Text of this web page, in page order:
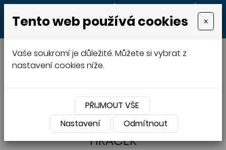
MENU
VÝROBA A PRODEJDŘEVĚNÝCH
HRAČEK
Tento web používá cookies ×
Vaše soukromí je důležité. Můžete si vybrat z
nastavení cookies níže.
PŘIJMOUT VŠE
Nastavení
Odmítnout